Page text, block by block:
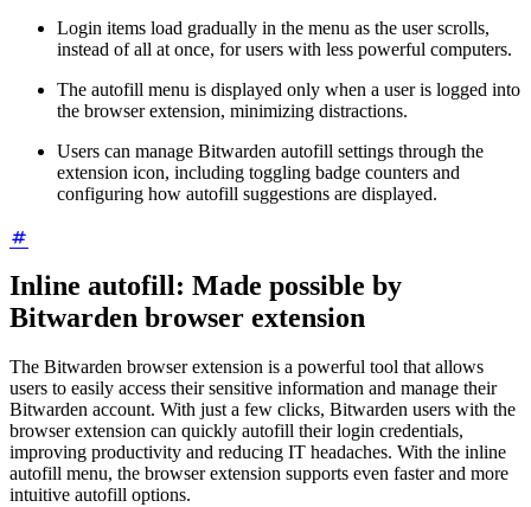
Login items load gradually in the menu as the user scrolls,
instead of all at once, for users with less powerful computers.
The autofill menu is displayed only when a user is logged into
the browser extension, minimizing distractions.
Users can manage Bitwarden autofill settings through the
extension icon, including toggling badge counters and
configuring how autofill suggestions are displayed.
Inline autofill: Made possible by
Bitwarden browser extension
The Bitwarden browser extension is a powerful tool that allows
users to easily access their sensitive information and manage their
Bitwarden account. With just a few clicks, Bitwarden users with the
browser extension can quickly autofill their login credentials,
improving productivity and reducing IT headaches. With the inline
autofill menu, the browser extension supports even faster and more
intuitive autofill options.